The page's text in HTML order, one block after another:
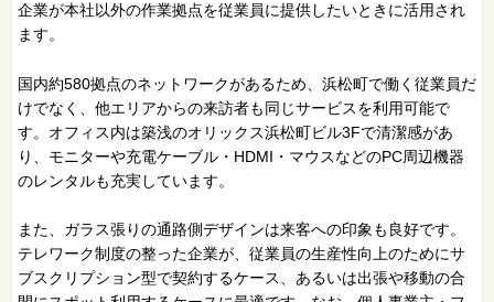
企業が本社以外の作業拠点を従業員に提供したいときに活用され
ます。
国内約580拠点のネットワークがあるため、浜松町で働く従業員だ
けでなく、他エリアからの来訪者も同じサービスを利用可能で
す。オフィス内は築浅のオリックス浜松町ビル3Fで清潔感があ
り、モニターや充電ケーブル・HDMI・マウスなどのPC周辺機器
のレンタルも充実しています。
また、ガラス張りの通路側デザインは来客への印象も良好です。
テレワーク制度の整った企業が、従業員の生産性向上のためにサ
ブスクリプション型で契約するケース、あるいは出張や移動の合